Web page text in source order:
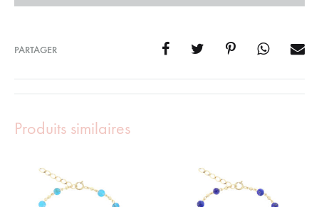
PARTAGER
Produits similaires